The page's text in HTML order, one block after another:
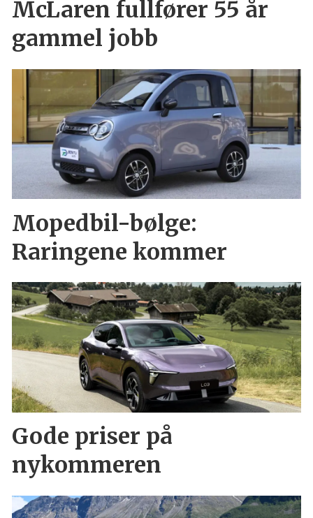
McLaren fullfører 55 år
gammel jobb
Mopedbil-bølge:
Raringene kommer
Gode priser på
nykommeren